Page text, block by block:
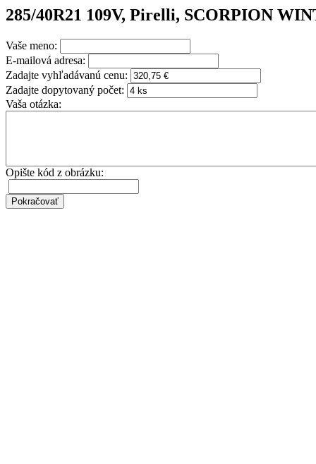
285/40R21 109V, Pirelli, SCORPION
Vaše meno:
E-mailová adresa:
Zadajte vyhľadávanú cenu:
Zadajte dopytovaný počet:
Vaša otázka:
Opište kód z obrázku: